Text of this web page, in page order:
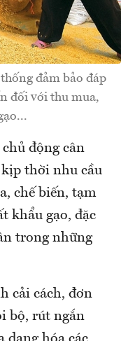
đảm bảo đáp
đối với thu mua,
động cân
kịp thời nhu cầu
chế biến, tạm
khẩu gạo, đặc
trong những
cải cách, đơn
bộ, rút ngắn